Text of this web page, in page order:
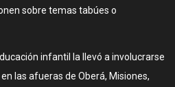
sobre temas tabúes o
infantil la llevó a involucrarse
las afueras de Oberá, Misiones,